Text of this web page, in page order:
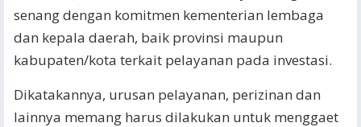
senang dengan komitmen kementerian lembaga
dan kepala daerah, baik provinsi maupun
kabupaten/kota terkait pelayanan pada investasi.
Dikatakannya, urusan pelayanan, perizinan dan
lainnya memang harus dilakukan untuk menggaet